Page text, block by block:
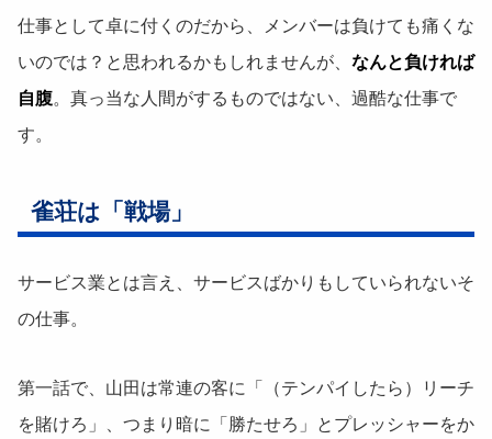
仕事として卓に付くのだから、メンバーは負けても痛くな
いのでは？と思われるかもしれませんが、 なんと負ければ
自腹。真っ当な人間がするものではない、過酷な仕事で
す。
雀荘は「戦場」
サービス業とは言え、サービスばかりもしていられないそ
の仕事。
第一話で、山田は常連の客に「（テンパイしたら）リーチ
を賭けろ」、つまり暗に「勝たせろ」とプレッシャーをか